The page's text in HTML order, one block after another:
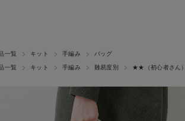
一覧
キット 手編み バッグ
一覧 キット 手編み 難易度別 ★★（初心者さん）